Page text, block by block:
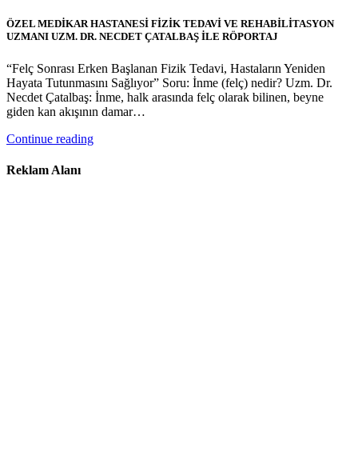
ÖZEL MEDİKAR HASTANESİ FİZİK TEDAVİ VE REHABİLİTASYON
UZMANI UZM. DR. NECDET ÇATALBAŞ İLE RÖPORTAJ
“Felç Sonrası Erken Başlanan Fizik Tedavi, Hastaların Yeniden
Hayata Tutunmasını Sağlıyor” Soru: İnme (felç) nedir? Uzm. Dr.
Necdet Çatalbaş: İnme, halk arasında felç olarak bilinen, beyne
giden kan akışının damar…
Continue reading
Reklam Alanı